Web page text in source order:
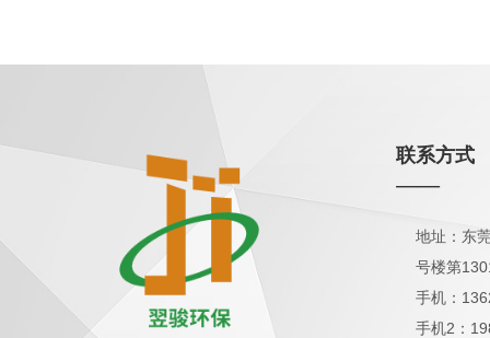
联系方式
——
地址：东
号楼第
手机：
手机2：